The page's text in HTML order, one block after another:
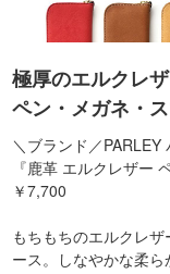
極厚のエルクレ
ペン・メガネ・
＼ブランド／PARLEY
『鹿革 エルクレザー
￥7,700
もちもちのエルクレ
ース。しなやかな柔